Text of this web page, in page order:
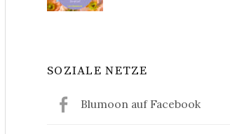
SOZIALE NETZE
Blumoon auf Facebook